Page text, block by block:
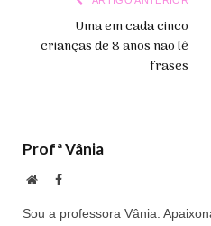
Uma em cada cinco
crianças de 8 anos não lê
frases
Profª Vânia
Site Facebook
Sou a professora Vânia.